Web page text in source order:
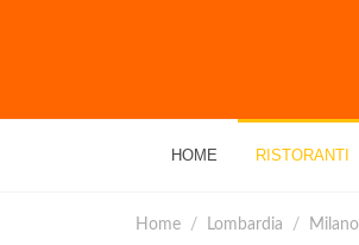
HOME RISTORANTI
Home Lombardia Milano